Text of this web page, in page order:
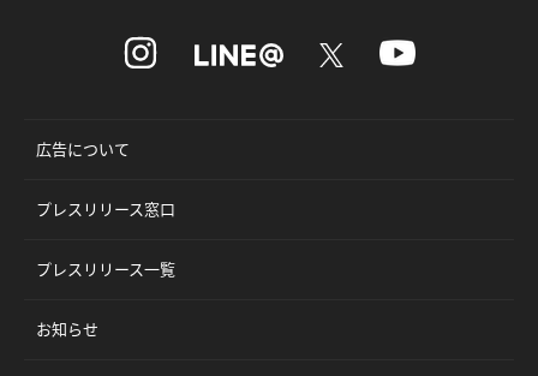
広告について
プレスリリース窓口
プレスリリース一覧
お知らせ